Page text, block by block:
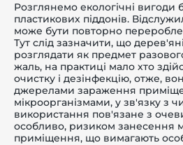
Розглянемо екологічні вигоди
пластикових піддонів.
може бути повторно
Тут слід зазначити, що
розглядати як предмет
жаль, на практиці мало хто
очистку і дезінфекцію, отже,
джерелами зараження
мікроорганізмами, у зв'язку з
використання пов'язане з
особливо, ризиком занесення
приміщення, що вимагають